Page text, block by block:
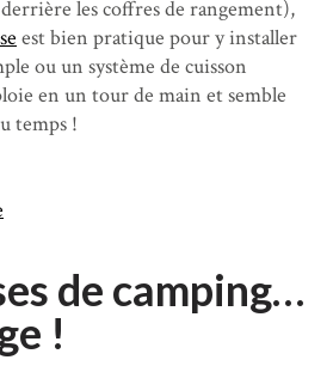
les coffres de rangement),
est bien pratique pour y installer
ou un système de cuisson
en un tour de main et semble
temps !
de camping…
!